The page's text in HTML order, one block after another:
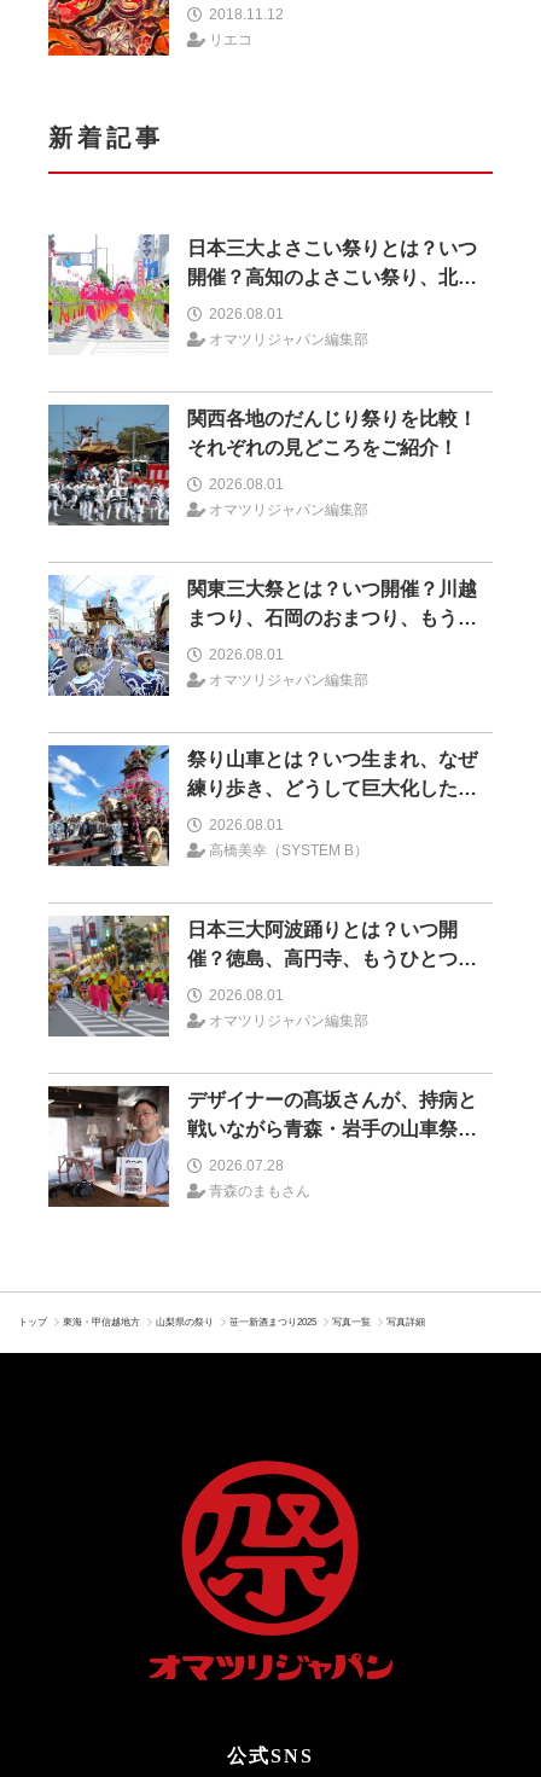
んなでラッセラー！
2018.11.12
リエコ
新着記事
日本三大よさこい祭りとは？いつ
開催？高知のよさこい祭り、北海
道のYOSAKOIソーラン、もう一つ
はどこ？
2026.08.01
オマツリジャパン編集部
関西各地のだんじり祭りを比較！
それぞれの見どころをご紹介！
2026.08.01
オマツリジャパン編集部
関東三大祭とは？いつ開催？川越
まつり、石岡のおまつり、もう一
つはどこ？
2026.08.01
オマツリジャパン編集部
祭り山車とは？いつ生まれ、なぜ
練り歩き、どうして巨大化したの
か―山車とイノベーション―＜前
編＞
2026.08.01
高橋美幸（SYSTEM B）
日本三大阿波踊りとは？いつ開
催？徳島、高円寺、もうひとつは
どこ？
2026.08.01
オマツリジャパン編集部
デザイナーの髙坂さんが、持病と
戦いながら青森・岩手の山車祭り
の取材を続けた理由 30の山車祭
りの魅力、ぎゅっと一冊に
2026.07.28
青森のまもさん
トップ 東海・甲信越地方 山梨県の祭り 笹一新酒まつり2025 写真一覧 写真詳細
公式SNS